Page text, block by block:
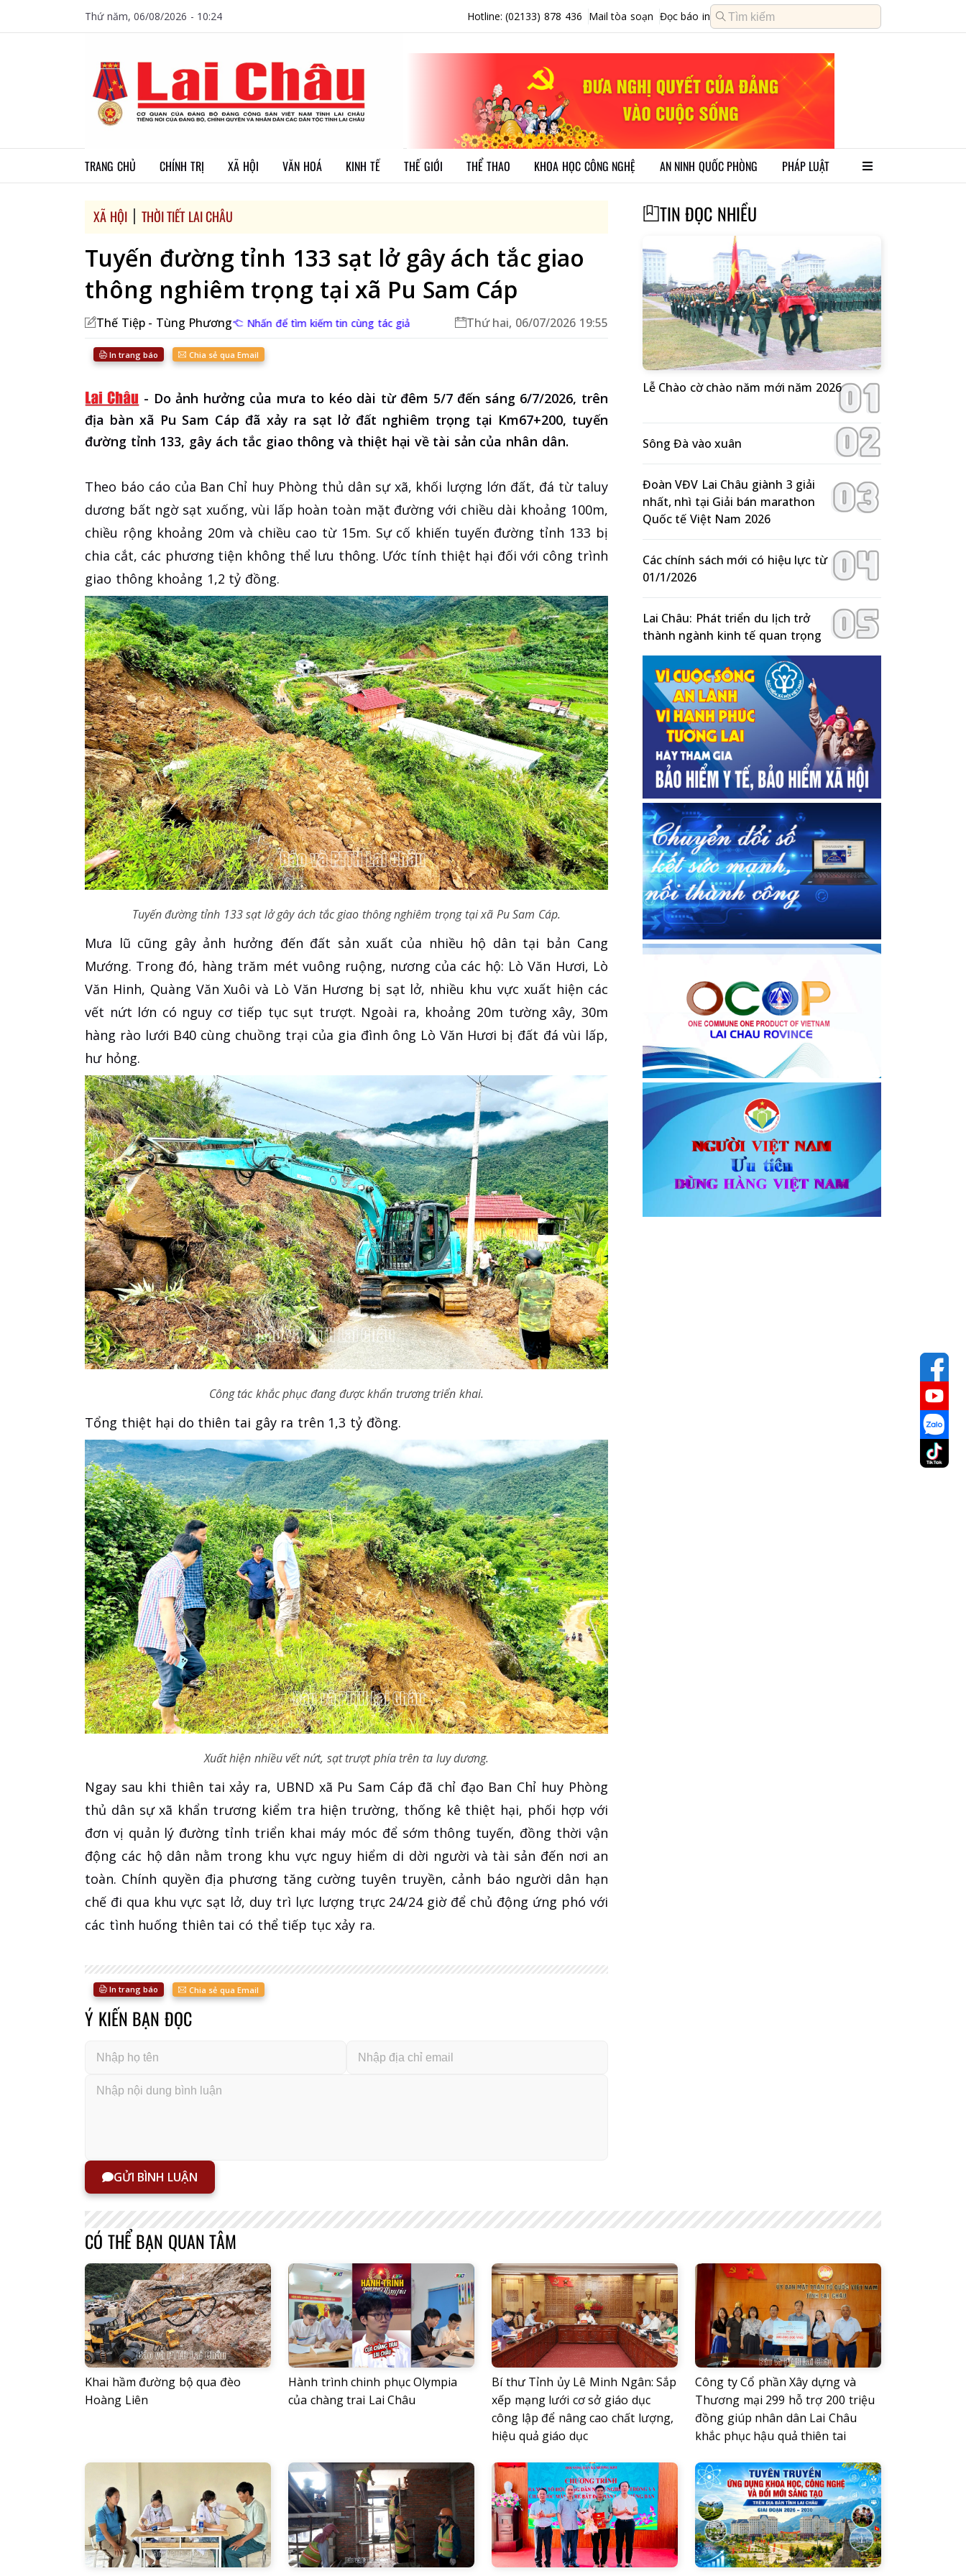
Thứ năm, 06/08/2026 - 10:24 Hotline: (02133) 878 436 Mail tòa soạn Đọc báo in
TRANG CHỦ CHÍNH TRỊ XÃ HỘI VĂN HOÁ KINH TẾ THẾ GIỚI THỂ THAO KHOA HỌC CÔNG NGHỆ AN NINH QUỐC PHÒNG PHÁP LUẬT
XÃ HỘI THỜI TIẾT LAI CHÂU
Tuyến đường tỉnh 133 sạt lở gây ách tắc giao
thông nghiêm trọng tại xã Pu Sam Cáp
Thế Tiệp - Tùng Phương Nhấn để tìm kiếm tin cùng tác giả Thứ hai, 06/07/2026 19:55
In trang báo Chia sẻ qua Email
- Do ảnh hưởng của mưa to kéo dài từ đêm 5/7 đến sáng 6/7/2026, trên
địa bàn xã Pu Sam Cáp đã xảy ra sạt lở đất nghiêm trọng tại Km67+200, tuyến
đường tỉnh 133, gây ách tắc giao thông và thiệt hại về tài sản của nhân dân.
Theo báo cáo của Ban Chỉ huy Phòng thủ dân sự xã, khối lượng lớn đất, đá từ taluy
dương bất ngờ sạt xuống, vùi lấp hoàn toàn mặt đường với chiều dài khoảng 100m,
chiều rộng khoảng 20m và chiều cao từ 15m. Sự cố khiến tuyến đường tỉnh 133 bị
chia cắt, các phương tiện không thể lưu thông. Ước tính thiệt hại đối với công trình
giao thông khoảng 1,2 tỷ đồng.
Tuyến đường tỉnh 133 sạt lở gây ách tắc giao thông nghiêm trọng tại xã Pu Sam Cáp.
Mưa lũ cũng gây ảnh hưởng đến đất sản xuất của nhiều hộ dân tại bản Cang
Mướng. Trong đó, hàng trăm mét vuông ruộng, nương của các hộ: Lò Văn Hươi, Lò
Văn Hinh, Quàng Văn Xuôi và Lò Văn Hương bị sạt lở, nhiều khu vực xuất hiện các
vết nứt lớn có nguy cơ tiếp tục sụt trượt. Ngoài ra, khoảng 20m tường xây, 30m
hàng rào lưới B40 cùng chuồng trại của gia đình ông Lò Văn Hươi bị đất đá vùi lấp,
hư hỏng.
Công tác khắc phục đang được khẩn trương triển khai.
Tổng thiệt hại do thiên tai gây ra trên 1,3 tỷ đồng.
Xuất hiện nhiều vết nứt, sạt trượt phía trên ta luy dương.
Ngay sau khi thiên tai xảy ra, UBND xã Pu Sam Cáp đã chỉ đạo Ban Chỉ huy Phòng
thủ dân sự xã khẩn trương kiểm tra hiện trường, thống kê thiệt hại, phối hợp với
đơn vị quản lý đường tỉnh triển khai máy móc để sớm thông tuyến, đồng thời vận
động các hộ dân nằm trong khu vực nguy hiểm di dời người và tài sản đến nơi an
toàn. Chính quyền địa phương tăng cường tuyên truyền, cảnh báo người dân hạn
chế đi qua khu vực sạt lở, duy trì lực lượng trực 24/24 giờ để chủ động ứng phó với
các tình huống thiên tai có thể tiếp tục xảy ra.
In trang báo Chia sẻ qua Email
Ý KIẾN BẠN ĐỌC
GỬI BÌNH LUẬN
TIN ĐỌC NHIỀU
Lễ Chào cờ chào năm mới năm 2026
Sông Đà vào xuân
Đoàn VĐV Lai Châu giành 3 giải
nhất, nhì tại Giải bán marathon
Quốc tế Việt Nam 2026
Các chính sách mới có hiệu lực từ
01/1/2026
Lai Châu: Phát triển du lịch trở
thành ngành kinh tế quan trọng
CÓ THỂ BẠN QUAN TÂM
Khai hầm đường bộ qua đèo
Hoàng Liên
Hành trình chinh phục Olympia
của chàng trai Lai Châu
Bí thư Tỉnh ủy Lê Minh Ngân: Sắp
xếp mạng lưới cơ sở giáo dục
công lập để nâng cao chất lượng,
hiệu quả giáo dục
Công ty Cổ phần Xây dựng và
Thương mại 299 hỗ trợ 200 triệu
đồng giúp nhân dân Lai Châu
khắc phục hậu quả thiên tai